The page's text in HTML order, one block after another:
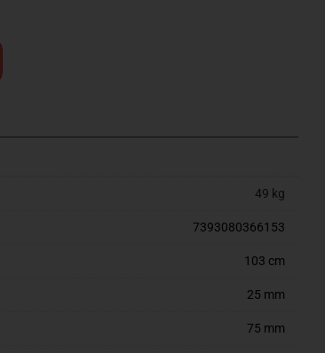
49 kg
7393080366153
103 cm
25 mm
75 mm